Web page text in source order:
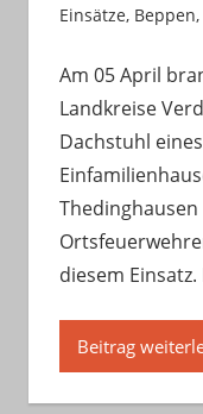
Einsätze, Beppen,
Am 05 April
Landkreise
Dachstuhl
diesem Einsatz.
Beitrag